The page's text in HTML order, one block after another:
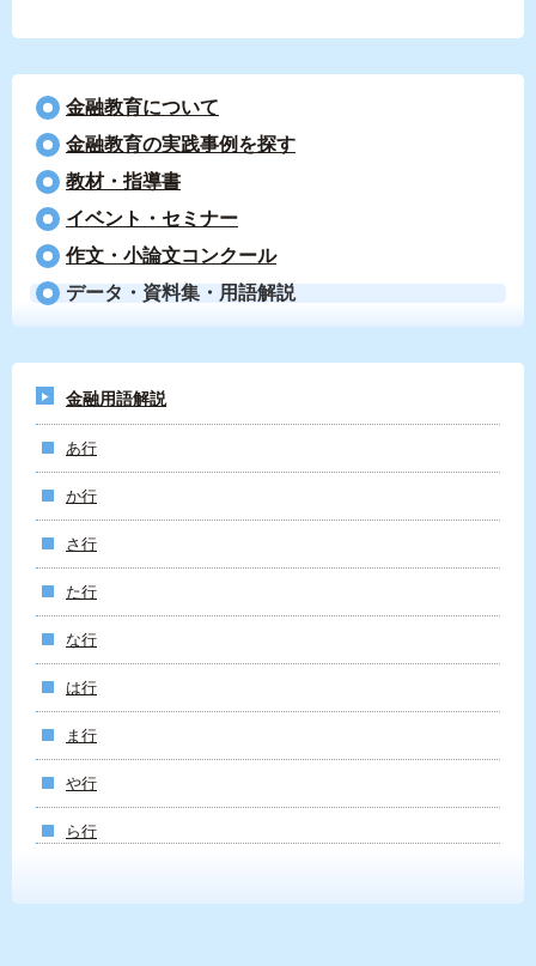
金融教育について
⾦融教育の実践事例を探す
教材・指導書
イベント・セミナー
作文・小論文コンクール
データ・資料集・用語解説
金融用語解説
あ行
か行
さ行
た行
な行
は行
ま行
や行
ら行